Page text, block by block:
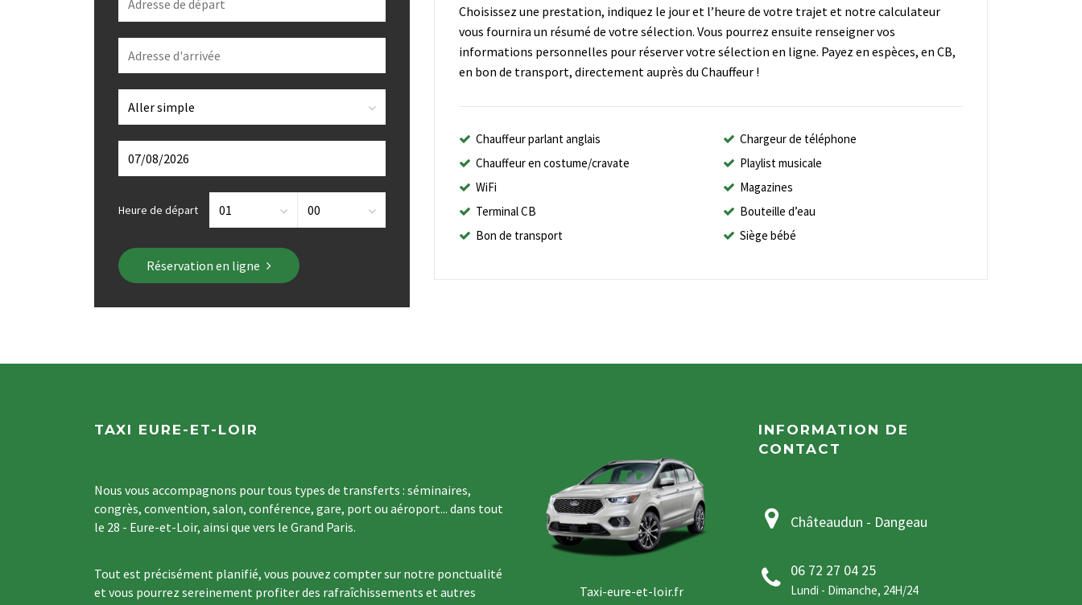
Heure de départ
Réservation en ligne
Choisissez une prestation, indiquez le jour et l’heure de votre trajet et notre calculateur
vous fournira un résumé de votre sélection. Vous pourrez ensuite renseigner vos
informations personnelles pour réserver votre sélection en ligne. Payez en espèces, en CB,
en bon de transport, directement auprès du Chauffeur !
Chauffeur parlant anglais
Chauffeur en costume/cravate
WiFi
Terminal CB
Bon de transport
Chargeur de téléphone
Playlist musicale
Magazines
Bouteille d’eau
Siège bébé
TAXI EURE-ET-LOIR
Nous vous accompagnons pour tous types de transferts : séminaires,
congrès, convention, salon, conférence, gare, port ou aéroport... dans tout
le 28 - Eure-et-Loir, ainsi que vers le Grand Paris.
Tout est précisément planifié, vous pouvez compter sur notre ponctualité
et vous pourrez sereinement profiter des rafraîchissements et autres
Taxi-eure-et-loir.fr
INFORMATION DE
CONTACT
Châteaudun - Dangeau
06 72 27 04 25
Lundi - Dimanche, 24H/24